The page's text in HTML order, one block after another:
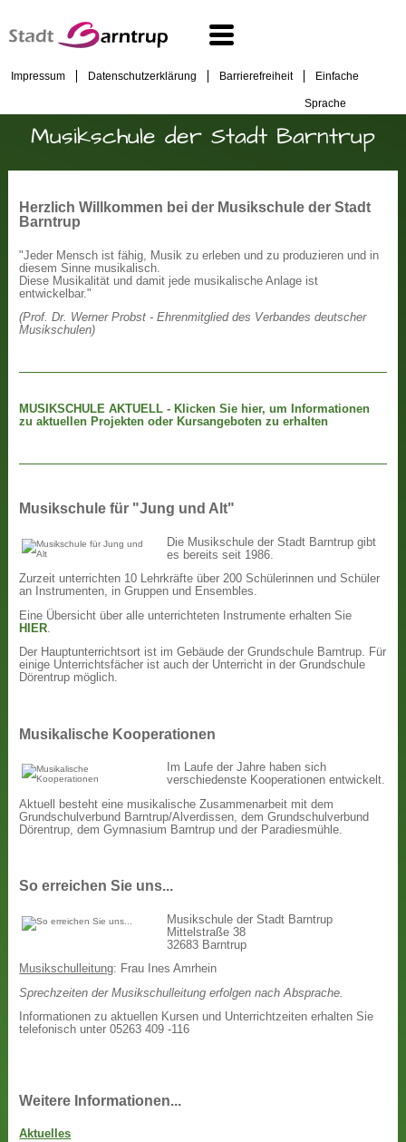
Impressum Datenschutzerklärung Barrierefreiheit Einfache
Sprache
Musikschule der Stadt Barntrup
Herzlich Willkommen bei der Musikschule der Stadt
Barntrup
"Jeder Mensch ist fähig, Musik zu erleben und zu produzieren und in
diesem Sinne musikalisch.
Diese Musikalität und damit jede musikalische Anlage ist
entwickelbar."
(Prof. Dr. Werner Probst - Ehrenmitglied des Verbandes deutscher
Musikschulen)
MUSIKSCHULE AKTUELL - Klicken Sie hier, um Informationen
zu aktuellen Projekten oder Kursangeboten zu erhalten
Musikschule für "Jung und Alt"
Die Musikschule der Stadt Barntrup gibt
es bereits seit 1986.
Zurzeit unterrichten 10 Lehrkräfte über 200 Schülerinnen und Schüler
an Instrumenten, in Gruppen und Ensembles.
Eine Übersicht über alle unterrichteten Instrumente erhalten Sie
HIER
Der Hauptunterrichtsort ist im Gebäude der Grundschule Barntrup. Für
einige Unterrichtsfächer ist auch der Unterricht in der Grundschule
Dörentrup möglich.
Musikalische Kooperationen
Im Laufe der Jahre haben sich
verschiedenste Kooperationen entwickelt.
Aktuell besteht eine musikalische Zusammenarbeit mit dem
Grundschulverbund Barntrup/Alverdissen, dem Grundschulverbund
Dörentrup, dem Gymnasium Barntrup und der Paradiesmühle.
So erreichen Sie uns...
Musikschule der Stadt Barntrup
Mittelstraße 38
32683 Barntrup
Musikschulleitung: Frau Ines Amrhein
Sprechzeiten der Musikschulleitung erfolgen nach Absprache.
Informationen zu aktuellen Kursen und Unterrichtzeiten erhalten Sie
telefonisch unter 05263 409 -116
Weitere Informationen...
Aktuelles